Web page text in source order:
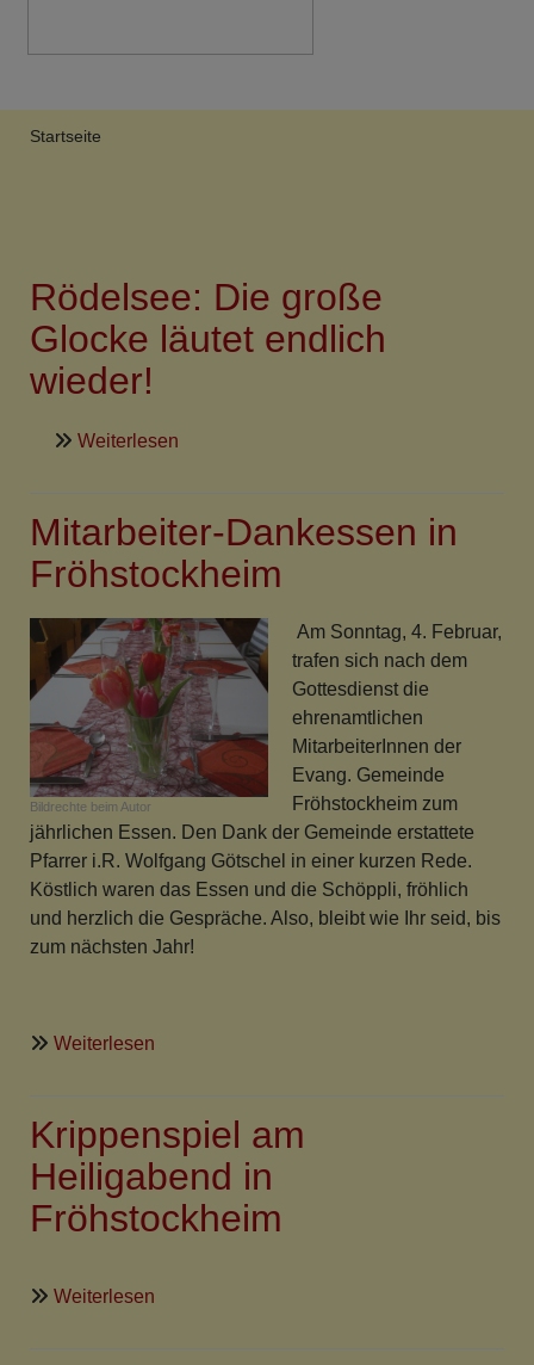
Breadcrumb
Startseite
Rödelsee: Die große
Glocke läutet endlich
wieder!
Weiterlesen
große
läutet
wieder!
Mitarbeiter-Dankessen in
Fröhstockheim
Bildrechte beim Autor
Am Sonntag, 4. Februar,
trafen sich nach dem
Gottesdienst die
ehrenamtlichen
MitarbeiterInnen der
Evang. Gemeinde
Fröhstockheim zum
jährlichen Essen. Den Dank der Gemeinde erstattete
Pfarrer i.R. Wolfgang Götschel in einer kurzen Rede.
Köstlich waren das Essen und die Schöppli, fröhlich
und herzlich die Gespräche. Also, bleibt wie Ihr seid, bis
zum nächsten Jahr!
Weiterlesen
in
Fröhstockheim
Krippenspiel am
Heiligabend in
Fröhstockheim
Weiterlesen